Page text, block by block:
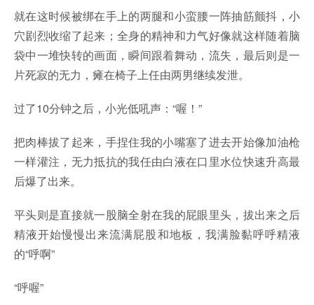
就在这时候被绑在手上的两腿和小蛮腰一阵抽筋颤抖，小
穴剧烈收缩了起来；全身的精神和力气好像就这样随着脑
袋中一堆快转的画面，瞬间跟着舞动，流失，最后则是一
片死寂的无力，瘫在椅子上任由两男继续发泄。
过了10分钟之后，小光低吼声：“喔！”
把肉棒拔了起来，手捏住我的小嘴塞了进去开始像加油枪
一样灌注，无力抵抗的我任由白液在口里水位快速升高最
后爆了出来。
平头则是直接就一股脑全射在我的屁眼里头，拔出来之后
精液开始慢慢出来流满屁股和地板，我满脸黏呼呼精液
的“呼啊”
“呼喔”